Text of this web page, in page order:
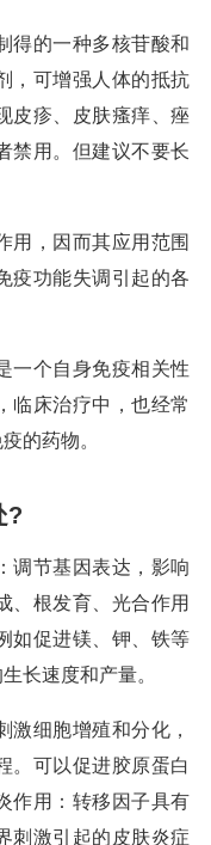
得的一种多核苷酸和
，可增强人体的抵抗
皮疹、皮肤瘙痒、痤
禁用。但建议不要长
用，因而其应用范围
疫功能失调引起的各
一个自身免疫相关性
临床治疗中，也经常
的药物。
?
调节基因表达，影响
、根发育、光合作用
如促进镁、钾、铁等
长速度和产量。
激细胞增殖和分化，
。可以促进胶原蛋白
作用：转移因子具有
刺激引起的皮肤炎症